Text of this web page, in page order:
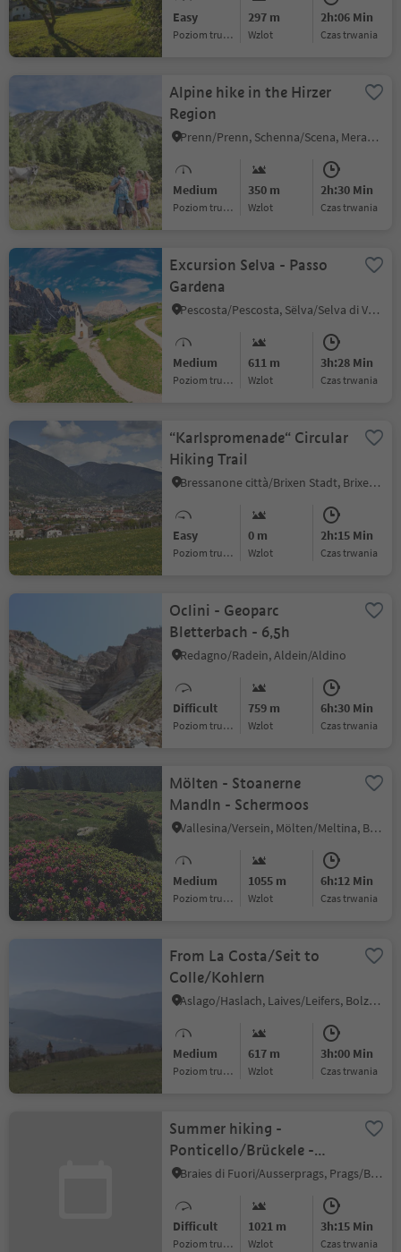
Easy
Poziom trudności
297 m
Wzlot
2h:06 Min
czas trwania
Alpine hike in the Hirzer
Region
Prenn/Prenn, Schenna/Scena, Meran/Merano and environs
Medium
Poziom trudności
350 m
Wzlot
2h:30 Min
czas trwania
Excursion Selva - Passo
Gardena
Pescosta/Pescosta, Sëlva/Selva di Val Gardena, Dolomites Region Val Gardena
Medium
Poziom trudności
611 m
Wzlot
3h:28 Min
czas trwania
“Karlspromenade“ Circular
Hiking Trail
Bressanone città/Brixen Stadt, Brixen/Bressanone, Brixen/Bressanone and environs
Easy
Poziom trudności
0 m
Wzlot
2h:15 Min
czas trwania
Oclini - Geoparc
Bletterbach - 6,5h
Redagno/Radein, Aldein/Aldino
Difficult
Poziom trudności
759 m
Wzlot
6h:30 Min
czas trwania
Mölten - Stoanerne
Mandln - Schermoos
Vallesina/Versein, Mölten/Meltina, Bolzano/Bozen and environs
Medium
Poziom trudności
1055 m
Wzlot
6h:12 Min
czas trwania
From La Costa/Seit to
Colle/Kohlern
Aslago/Haslach, Laives/Leifers, Bolzano/Bozen and environs
Medium
Poziom trudności
617 m
Wzlot
3h:00 Min
czas trwania
Summer hiking -
Ponticello/Brückele -
Mountain "Campo
Rosskopf"
Braies di Fuori/Ausserprags, Prags/Braies, Dolomites Region 3 Zinnen
Difficult
Poziom trudności
1021 m
Wzlot
3h:15 Min
czas trwania